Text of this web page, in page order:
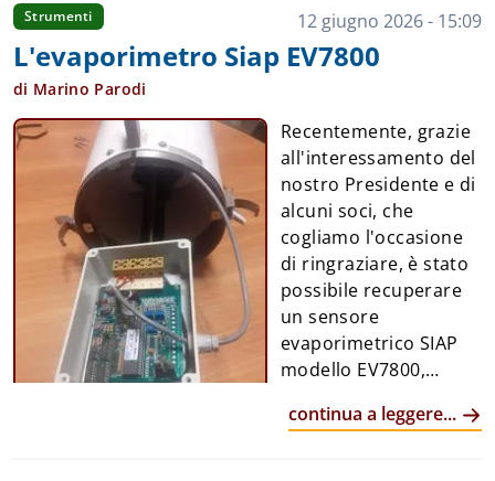
Strumenti 12 giugno 2026 - 15:09
L'evaporimetro Siap EV7800
di Marino Parodi
Recentemente, grazie
all'interessamento del
nostro Presidente e di
alcuni soci, che
cogliamo l'occasione
di ringraziare, è stato
possibile recuperare
un sensore
evaporimetrico SIAP
modello EV7800,
condizioni pressoché
continua a leggere...